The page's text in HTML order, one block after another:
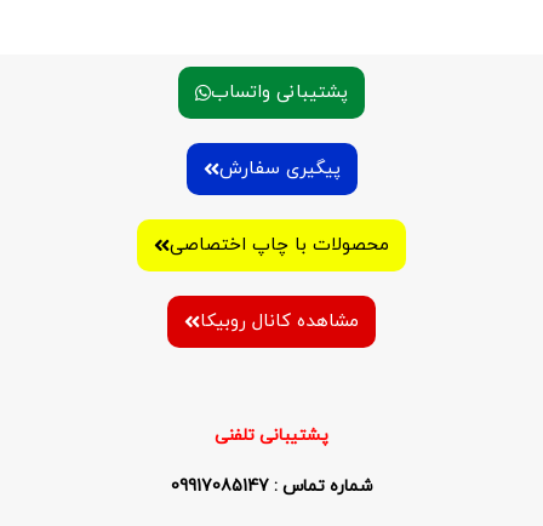
پشتیبانی واتساب
پیگیری سفارش
محصولات با چاپ اختصاصی
مشاهده کانال روبیکا
پشتیبانی تلفنی
شماره تماس : 09917085147